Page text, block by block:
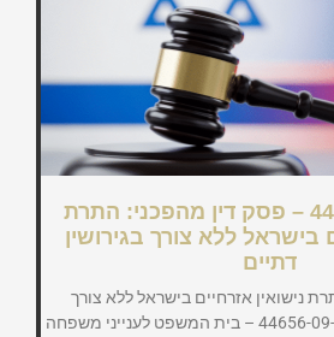
תהן 44656-09-24 – פסק דין מהפכני: התרת
בישראל ללא צורך בגירושין
דתיים
נישואין אזרחיים בישראל ללא צורך
בגירושין דתיים תהן 44656-09-24 – בית המשפט לענייני משפחה